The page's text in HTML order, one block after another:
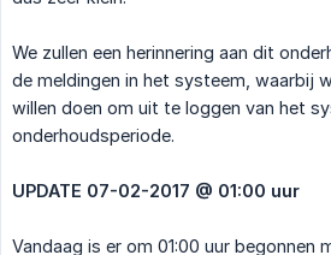
We zullen een herinnering aan dit
de meldingen in het systeem, waarbij
willen doen om uit te loggen van het
onderhoudsperiode.
UPDATE 07-02-2017 @ 01:00 uur
Vandaag is er om 01:00 uur begonnen